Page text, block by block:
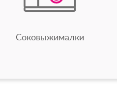
Соковыжималки